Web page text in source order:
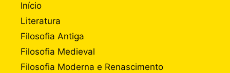
Início
Literatura
Filosofia Antiga
Filosofia Medieval
Filosofia Moderna e Renascimento